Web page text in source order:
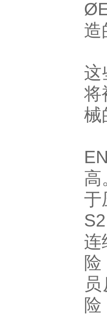
造
这
将
械
高
于
连